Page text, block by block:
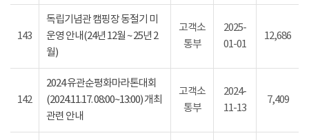
143
독립기념관 캠핑장 동절기 미
운영 안내(24년 12월 ~ 25년 2
월)
고객소
통부
2025-
01-01
12,686
142
2024 유관순평화마라톤대회
(2024.11.17. 08:00~13:00) 개최
관련 안내
고객소
통부
2024-
11-13
7,409